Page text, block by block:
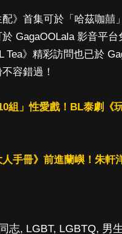
》首集可於「哈茲咖囍
GagaOOLala 影音平
》精彩訪問也已於
容錯過！
組」性愛戲！BL泰劇《
人手冊》前進蘭嶼！朱
同志, LGBT, LGBTQ, 男